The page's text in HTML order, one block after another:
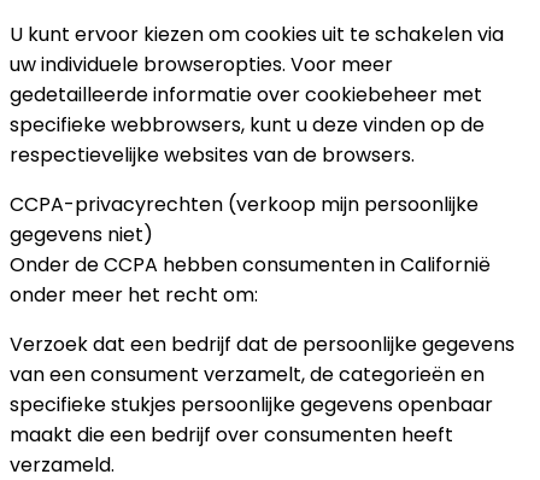
U kunt ervoor kiezen om cookies uit te schakelen via
uw individuele browseropties. Voor meer
gedetailleerde informatie over cookiebeheer met
specifieke webbrowsers, kunt u deze vinden op de
respectievelijke websites van de browsers.
CCPA-privacyrechten (verkoop mijn persoonlijke
gegevens niet)
Onder de CCPA hebben consumenten in Californië
onder meer het recht om:
Verzoek dat een bedrijf dat de persoonlijke gegevens
van een consument verzamelt, de categorieën en
specifieke stukjes persoonlijke gegevens openbaar
maakt die een bedrijf over consumenten heeft
verzameld.